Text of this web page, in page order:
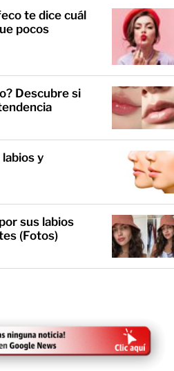
te dice cuál
pocos
Descubre si
y
sus labios
(Fotos)